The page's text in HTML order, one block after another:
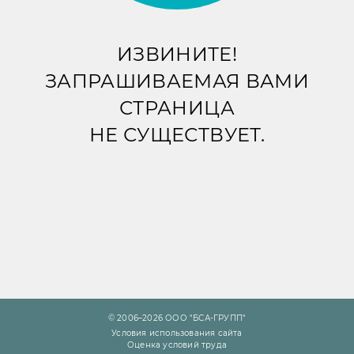
ИЗВИНИТЕ!
ЗАПРАШИВАЕМАЯ ВАМИ
СТРАНИЦА
НЕ СУЩЕСТВУЕТ.
© 2006–2026 ООО "БСА-ГРУПП"
Условия использования сайта
Оценка условий труда